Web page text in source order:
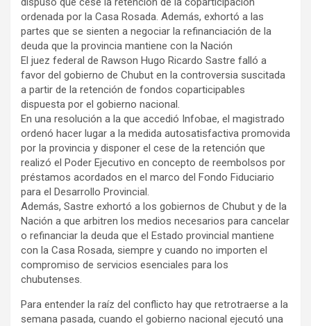
ordenada por la Casa Rosada. Además, exhortó a las
partes que se sienten a negociar la refinanciación de la
deuda que la provincia mantiene con la Nación
El juez federal de Rawson Hugo Ricardo Sastre falló a
favor del gobierno de Chubut en la controversia suscitada
a partir de la retención de fondos coparticipables
dispuesta por el gobierno nacional.
En una resolución a la que accedió Infobae, el magistrado
ordenó hacer lugar a la medida autosatisfactiva promovida
por la provincia y disponer el cese de la retención que
realizó el Poder Ejecutivo en concepto de reembolsos por
préstamos acordados en el marco del Fondo Fiduciario
para el Desarrollo Provincial.
Además, Sastre exhortó a los gobiernos de Chubut y de la
Nación a que arbitren los medios necesarios para cancelar
o refinanciar la deuda que el Estado provincial mantiene
con la Casa Rosada, siempre y cuando no importen el
compromiso de servicios esenciales para los
chubutenses.
Para entender la raíz del conflicto hay que retrotraerse a la
semana pasada, cuando el gobierno nacional ejecutó una